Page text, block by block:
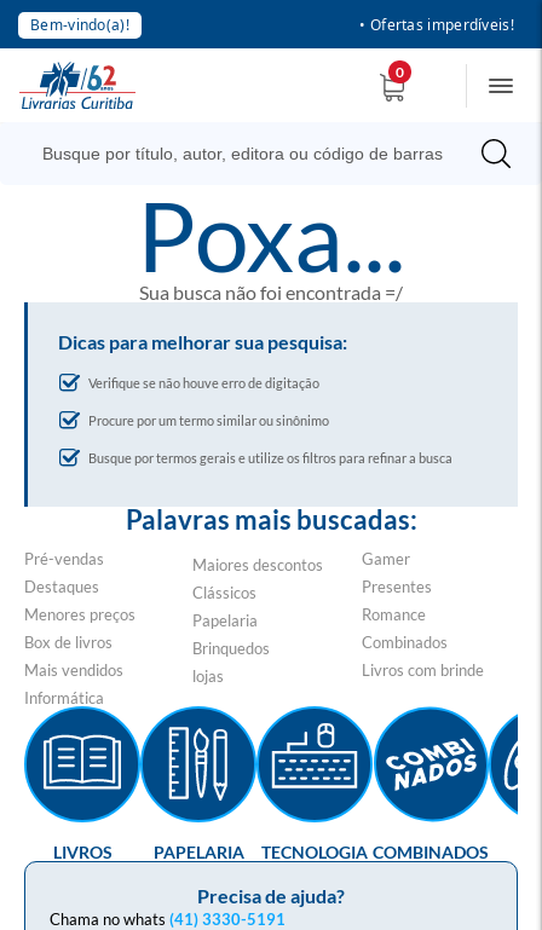
Bem-vindo(a)! • Ofertas imperdíveis!
0
poxa...
Sua busca não foi encontrada =/
Dicas para melhorar sua pesquisa:
Verifique se não houve erro de digitação
Procure por um termo similar ou sinônimo
Busque por termos gerais e utilize os filtros para refinar a busca
Palavras mais buscadas:
Pré-vendas
Destaques
Menores preços
Box de livros
Mais vendidos
Informática
Maiores descontos
Clássicos
Papelaria
Brinquedos
lojas
Gamer
Presentes
Romance
Combinados
Livros com brinde
Precisa de ajuda?
Chama no whats (41) 3330-5191
LIVROS PAPELARIA TECNOLOGIA COMBINADOS